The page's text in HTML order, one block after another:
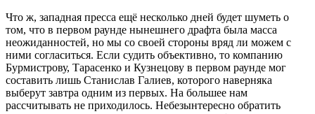
Что ж, западная пресса ещё несколько дней будет шуметь о
том, что в первом раунде нынешнего драфта была масса
неожиданностей, но мы со своей стороны вряд ли можем с
ними согласиться. Если судить объективно, то компанию
Бурмистрову, Тарасенко и Кузнецову в первом раунде мог
составить лишь Станислав Галиев, которого наверняка
выберут завтра одним из первых. На большее нам
рассчитывать не приходилось. Небезынтересно обратить